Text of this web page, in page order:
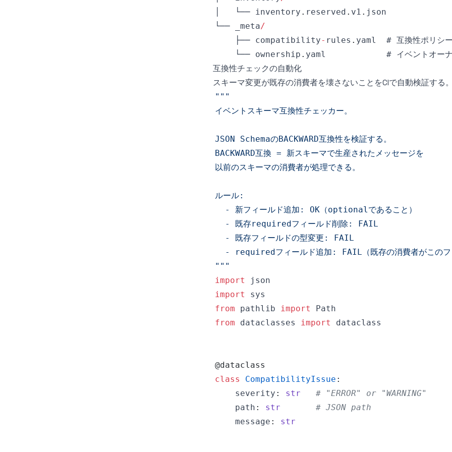
│   └── inventory . reserved . v1 . json
└── _meta/
    ├── compatibility
- rules . yaml
    └── ownership
. yaml
互換性チェックの自動化
スキーマ変更が既存の消費者を壊さないことをCIで自動検証する
"""
import
import
from pathlib import
from dataclasses import
@dataclass
class
CompatibilityIssue :
    severity
: str
# "ERROR" or "WARNING"
    path
: str
# JSON path
    message
: str